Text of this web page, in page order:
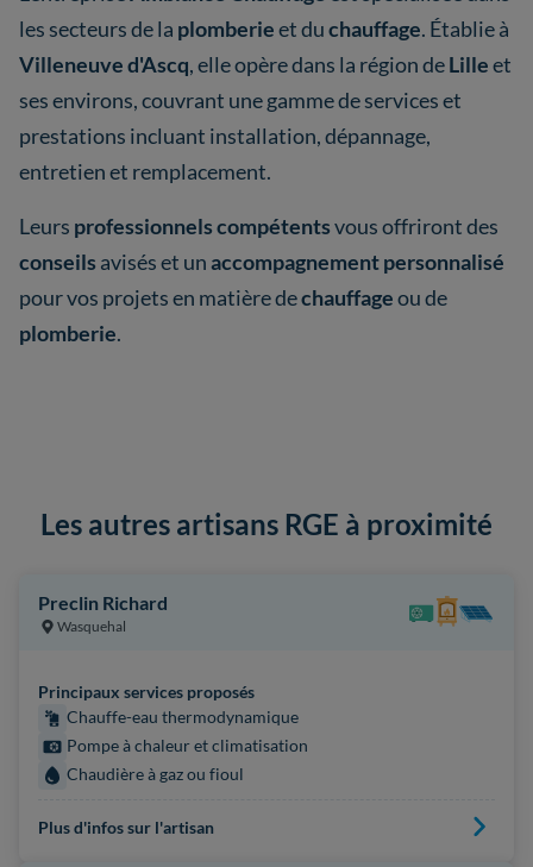
les secteurs de la plomberieet duchauffage. Établie à
Villeneuve d'Ascq, elle opère dans la région deLilleet
ses environs, couvrant une gamme de services et
prestations incluant installation, dépannage,
entretien et remplacement.
Leurs professionnels compétentsvous offriront des
conseils avisés et unaccompagnement personnalisé
pour vos projets en matière dechauffageou de
plomberie.
Les autres artisans RGE à proximité
Preclin Richard
Wasquehal
Principaux services proposés
Chauffe-eau thermodynamique
Pompe à chaleur et climatisation
Chaudière à gaz ou fioul
Plus d'infos sur l'artisan